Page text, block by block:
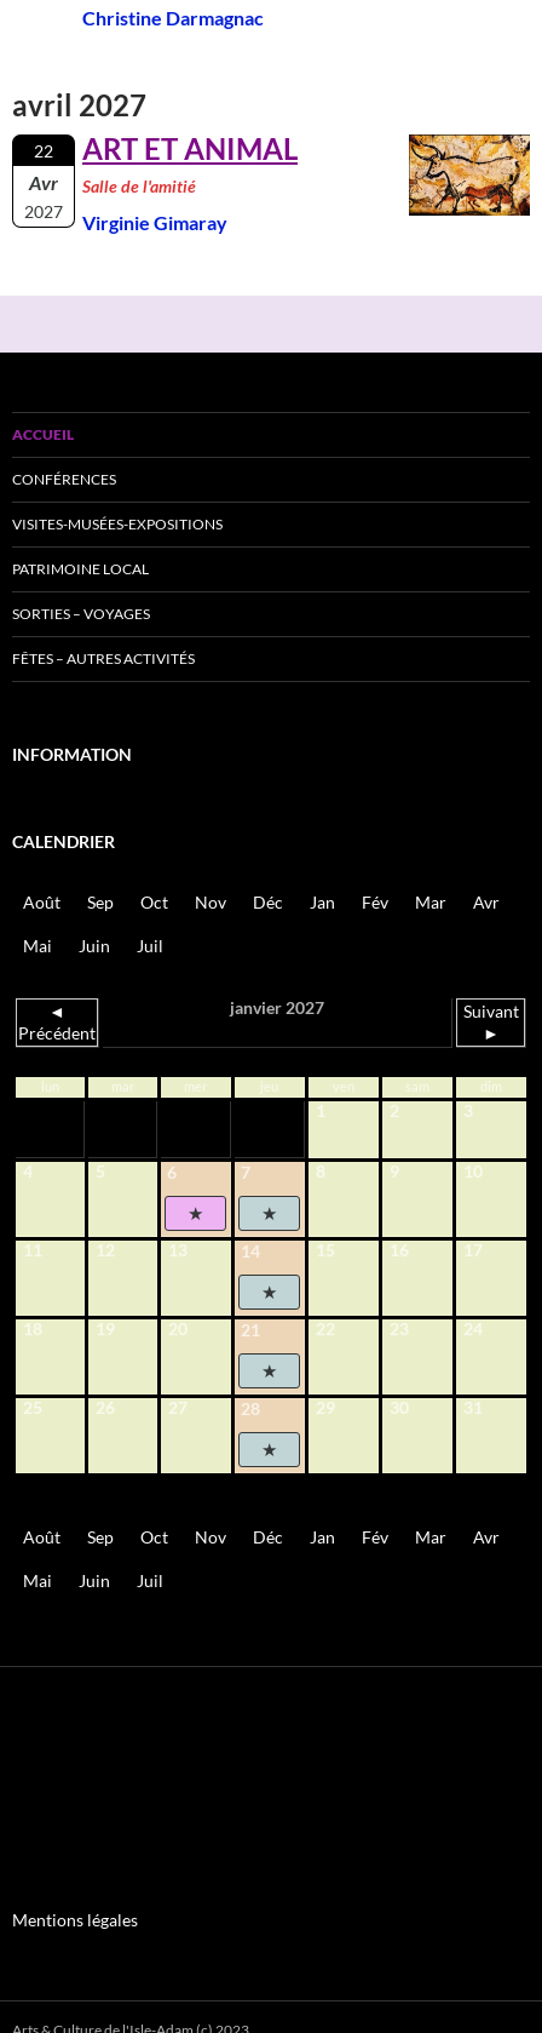
Christine Darmagnac
avril 2027
22
Avr
2027
ART ET ANIMAL
Salle de l'amitié
Virginie Gimaray
ACCUEIL
CONFÉRENCES
VISITES-MUSÉES-EXPOSITIONS
PATRIMOINE LOCAL
SORTIES – VOYAGES
FÊTES – AUTRES ACTIVITÉS
INFORMATION
CALENDRIER
Août Sep Oct Nov Déc Jan Fév Mar Avr
Mai Juin Juil
◄
Précédent
janvier 2027
Suivant
►
lun mar mer jeu ven sam dim
1 2 3
4 5 6 7 8 9 10
11 12 13 14 15 16 17
18 19 20 21 22 23 24
25 26 27 28 29 30 31
Août Sep Oct Nov Déc Jan Fév Mar Avr
Mai Juin Juil
Mentions légales